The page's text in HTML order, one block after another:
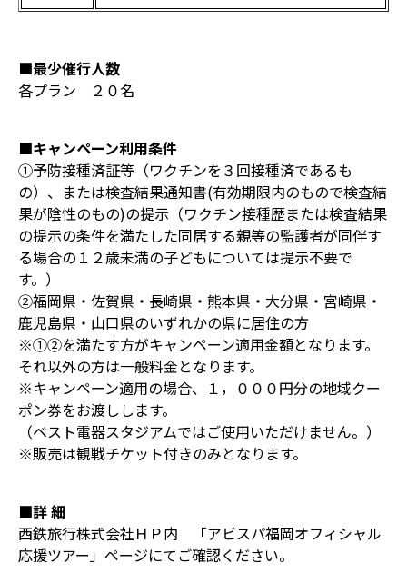
■最少催行人数
各プラン ２０名
■キャンペーン利用条件
①予防接種済証等（ワクチンを３回接種済であるも
の）、または検査結果通知書(有効期限内のもので検査結
果が陰性のもの)の提示（ワクチン接種歴または検査結果
の提⽰の条件を満たした同居する親等の監護者が同伴す
る場合の１２歳未満の⼦どもについては提⽰不要で
す。）
②福岡県・佐賀県・長崎県・熊本県・大分県・宮崎県・
鹿児島県・山口県のいずれかの県に居住の方
※①②を満たす方がキャンペーン適用金額となります。
それ以外の方は一般料金となります。
※キャンペーン適用の場合、１，０００円分の地域クー
ポン券をお渡しします。
（ベスト電器スタジアムではご使用いただけません。）
※販売は観戦チケット付きのみとなります。
■詳 細
西鉄旅行株式会社ＨＰ内 「アビスパ福岡オフィシャル
応援ツアー」ページにてご確認ください。